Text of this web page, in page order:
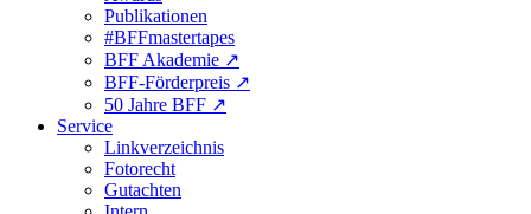
Publikationen
#BFFmastertapes
BFF Akademie ↗︎
BFF-Förderpreis ↗︎
50 Jahre BFF ↗︎
Service
Linkverzeichnis
Fotorecht
Gutachten